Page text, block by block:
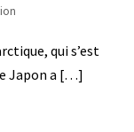
qui s’est
Japon a […]